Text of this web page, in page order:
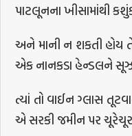
પાટલૂનના ખીસામાંથી
અને માની ન શકતી હોય
એક નાનકડા હેન્ડલને
ત્યાં તો વાઈન ગ્લાસ
એ સરકી જમીન પર